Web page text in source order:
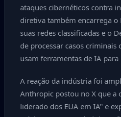
ataques cibernéticos contra
diretiva também encarrega
suas redes classificadas e o
de processar casos
usam ferramentas de IA para
A reação da indústria foi
Anthropic postou no X que a
liderado dos EUA em IA" e